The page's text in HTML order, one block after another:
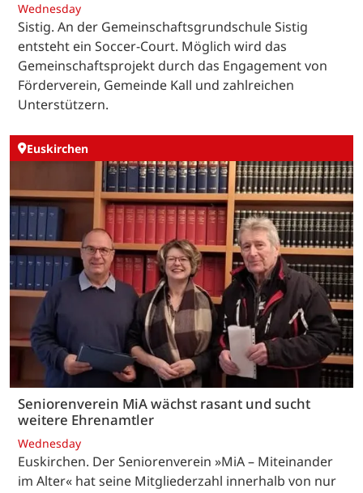
Wednesday
Sistig. An der Gemeinschaftsgrundschule Sistig
entsteht ein Soccer-Court. Möglich wird das
Gemeinschaftsprojekt durch das Engagement von
Förderverein, Gemeinde Kall und zahlreichen
Unterstützern.
Euskirchen
Seniorenverein MiA wächst rasant und sucht
weitere Ehrenamtler
Wednesday
Euskirchen. Der Seniorenverein »MiA – Miteinander
im Alter« hat seine Mitgliederzahl innerhalb von nur